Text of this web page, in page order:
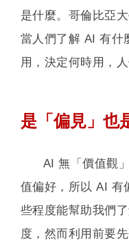
是什麼。哥倫比亞
當人們了解 AI 有什
用，決定何時用，
是「偏見」也
AI 無「價值觀
值偏好，所以 AI 有
些程度能幫助我們
度，然而利用前要